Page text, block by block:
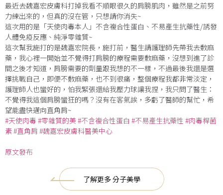
最近去魏嘉宏皮膚科打掉我看不順眼很久的肩膀肌肉，雖然是之前努
力練出來的，但真的沒在管，只想請你消失~
這次用的是「天使肉毒本人」不含複合性蛋白、不易產生抗藥性/誘發
人體免疫反應、純淨零雜質~
這次幫我施打的是魏嘉宏院長，施打前，醫生請護理師先帶我去敷麻
藥，我心裡一開始並不覺得打肩膀的療程需要敷麻藥，沒想到進了診
間之後才知道，肩膀需要的劑量跟我想的不一樣，不過最後我還是選
擇挑戰自己，即便不敷麻藥，也不到很痛，整個療程我都非常淡定，
護理師人也蠻好的，怕我緊張還給我壓力球讓我捏，我只問了醫生：
不覺得我這個肩膀蠻狂的嗎？沒有在客氣誒，多虧了醫師的幫忙，希
望能盡快邁向直角肩~
#天使肉毒 #零雜質的美#不含複合性蛋白 #不易產生抗藥性 #肉毒桿菌
素#直角肩 #魏嘉宏皮膚科醫美中心
原文發布
了解更多 分子美學